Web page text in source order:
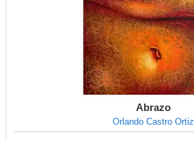
Abrazo
Orlando Castro Ortiz